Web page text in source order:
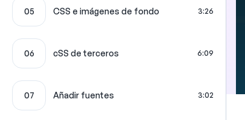
05 CSS e imágenes de fondo 3:26
06 cSS de terceros 6:09
07 Añadir fuentes 3:02